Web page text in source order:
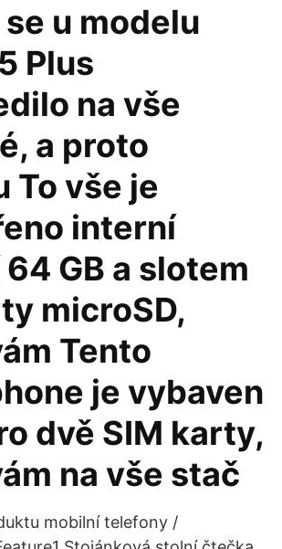
u modelu
Plus
na vše
a proto
To vše je
interní
GB a slotem
microSD,
Tento
je vybaven
dvě SIM karty,
na vše stač
mobilní telefony /